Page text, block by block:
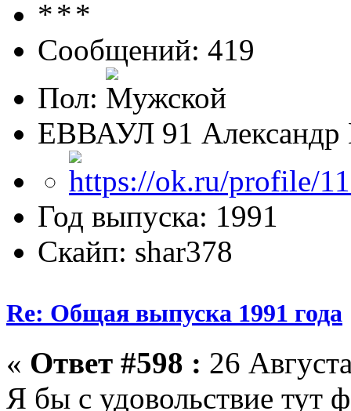
Сообщений: 419
Пол:
ЕВВАУЛ 91 Александр
Год выпуска: 1991
Скайп: shar378
Re: Общая выпуска 1991 года
« Ответ #598 : 26
Я бы с удовольствие тут